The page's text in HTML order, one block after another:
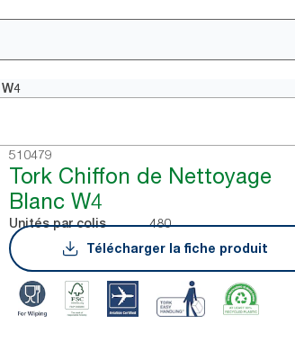
510479
Tork Chiffon de Nettoyage
Blanc W4
Unités par colis
480
Télécharger la fiche produit